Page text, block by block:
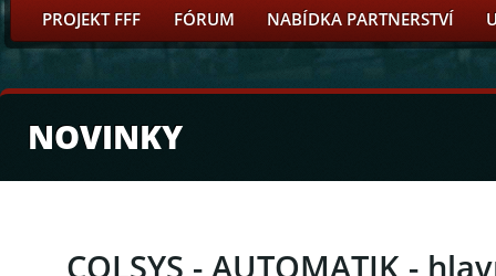
PROJEKT FFF FÓRUM NABÍDKA PARTNERSTVÍ
NOVINKY
COLSYS - AUTOMATIK -